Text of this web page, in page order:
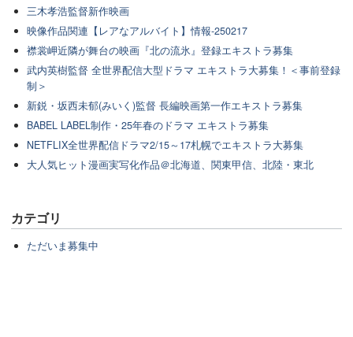
三木孝浩監督新作映画
映像作品関連【レアなアルバイト】情報-250217
襟裳岬近隣が舞台の映画『北の流氷』登録エキストラ募集
武内英樹監督 全世界配信大型ドラマ エキストラ大募集！＜事前登録
制＞
新鋭・坂西未郁(みいく)監督 長編映画第一作エキストラ募集
BABEL LABEL制作・25年春のドラマ エキストラ募集
NETFLIX全世界配信ドラマ2/15～17札幌でエキストラ大募集
大人気ヒット漫画実写化作品＠北海道、関東甲信、北陸・東北
カテゴリ
ただいま募集中